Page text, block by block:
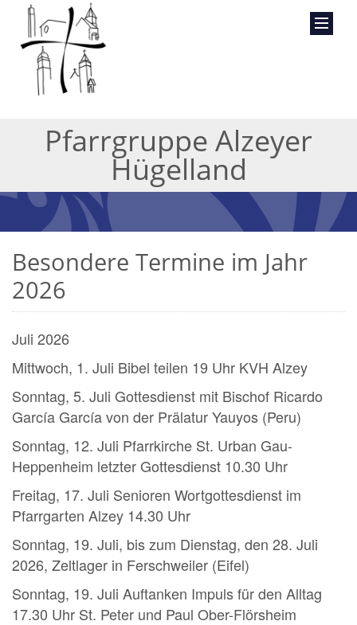
Pfarrgruppe Alzeyer
Hügelland
Besondere Termine im Jahr
2026
Juli 2026
Mittwoch, 1. Juli Bibel teilen 19 Uhr KVH Alzey
Sonntag, 5. Juli Gottesdienst mit Bischof Ricardo
García García von der Prälatur Yauyos (Peru)
Sonntag, 12. Juli Pfarrkirche St. Urban Gau-
Heppenheim letzter Gottesdienst 10.30 Uhr
Freitag, 17. Juli Senioren Wortgottesdienst im
Pfarrgarten Alzey 14.30 Uhr
Sonntag, 19. Juli, bis zum Dienstag, den 28. Juli
2026, Zeltlager in Ferschweiler (Eifel)
Sonntag, 19. Juli Auftanken Impuls für den Alltag
17.30 Uhr St. Peter und Paul Ober-Flörsheim